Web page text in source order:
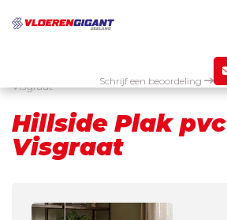
Schrijf een beoordeling
Visgraat
Hillside Plak pvc
Visgraat